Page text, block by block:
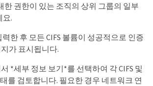
한 권한이 있는 조직의 상위 그룹의 일부
요.
한 후 모든 CIFS 볼륨이 성공적으로 인증
가 표시됩니다.
*세부 정보 보기*를 선택하여 각 CIFS 및
를 검토합니다. 필요한 경우 네트워크 연